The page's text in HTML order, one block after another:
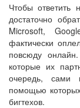
Чтобы ответить
достаточно
Microsoft,
фактически
повсюду
которые их
очередь, сами
помощью
бигтехов.